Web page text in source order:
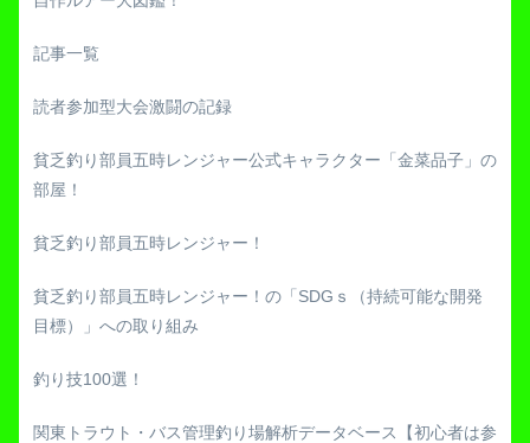
記事一覧
読者参加型大会激闘の記録
貧乏釣り部員五時レンジャー公式キャラクター「金菜品子」の
部屋！
貧乏釣り部員五時レンジャー！
貧乏釣り部員五時レンジャー！の「SDGｓ（持続可能な開発
目標）」への取り組み
釣り技100選！
関東トラウト・バス管理釣り場解析データベース【初心者は参